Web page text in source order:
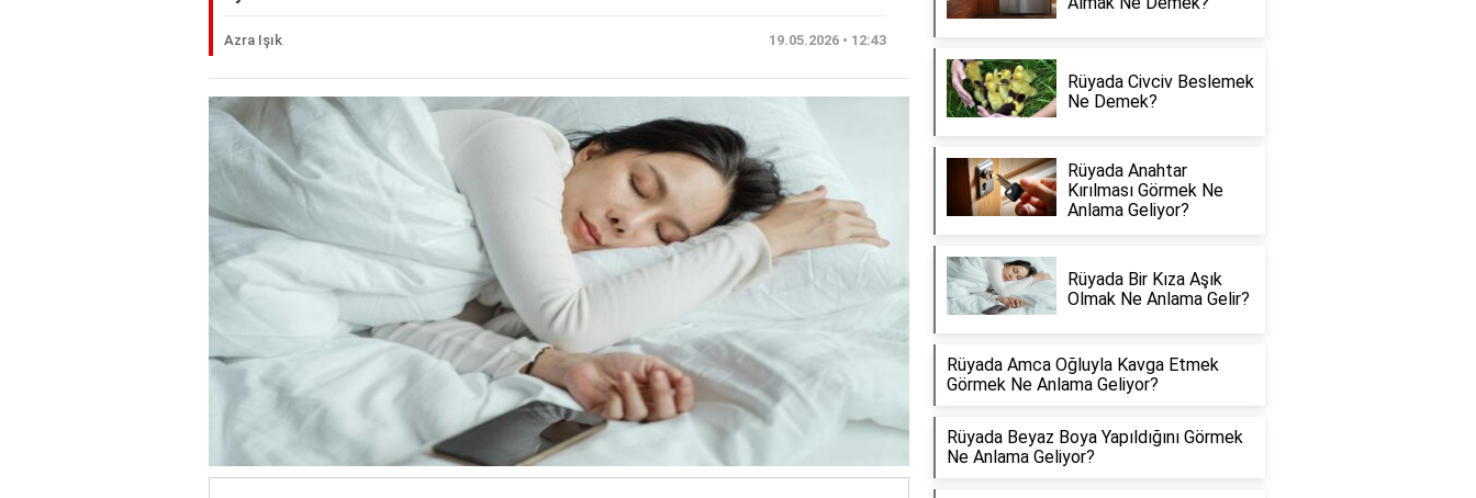
Azra Işık 19.05.2026 • 12:43
Rüyada Civciv Beslemek
Ne Demek?
Rüyada Anahtar
Kırılması Görmek Ne
Anlama Geliyor?
Rüyada Bir Kıza Aşık
Olmak Ne Anlama Gelir?
Rüyada Amca Oğluyla Kavga Etmek
Görmek Ne Anlama Geliyor?
Rüyada Beyaz Boya Yapıldığını Görmek
Ne Anlama Geliyor?